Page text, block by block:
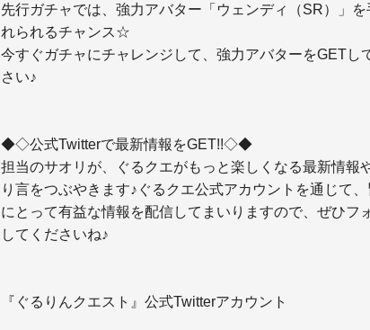
先行ガチャでは、強力アバター「ウェンディ（SR）」を
れられるチャンス☆
今すぐガチャにチャレンジして、強力アバターをGETし
さい♪
◆◇公式Twitterで最新情報をGET!!◇◆
担当のサオリが、ぐるクエがもっと楽しくなる最新情報
り言をつぶやきます♪ぐるクエ公式アカウントを通じて、
にとって有益な情報を配信してまいりますので、ぜひフ
してくださいね♪
『ぐるりんクエスト』公式Twitterアカウント